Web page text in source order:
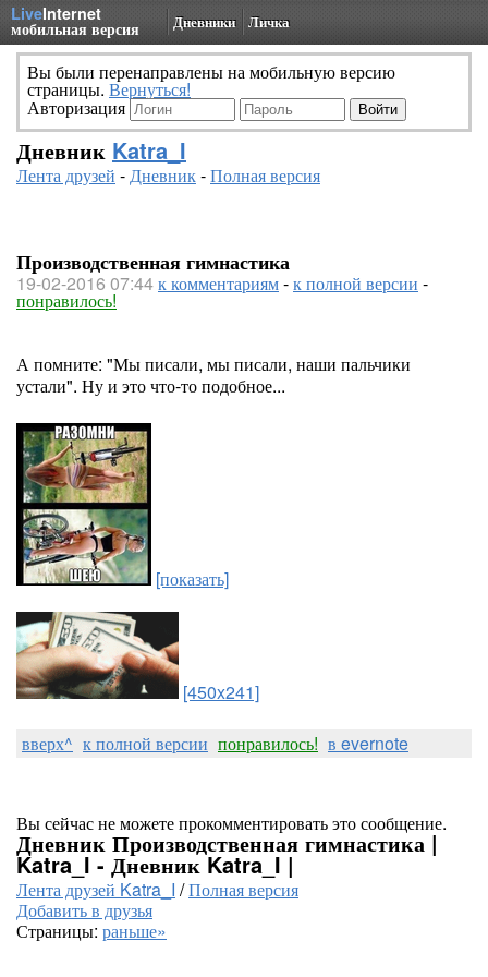
LiveInternet
мобильная версия Дневники Личка
Вы были перенаправлены на мобильную версию
страницы. Вернуться!
Авторизация
Дневник Katra_I
Лента друзей -Дневник-Полная версия
Производственная гимнастика
19-02-2016 07:44к комментариям-к полной версии -
понравилось!
А помните: "Мы писали, мы писали, наши пальчики
устали". Ну и это что-то подобное...
[показать]
[450x241]
вверх^ к полной версии понравилось! в evernote
Вы сейчас не можете прокомментировать это сообщение.
Дневник Производственная гимнастика |
Katra_I - Дневник Katra_I |
Лента друзей Katra_I /Полная версия
Добавить в друзья
Страницы: раньше»